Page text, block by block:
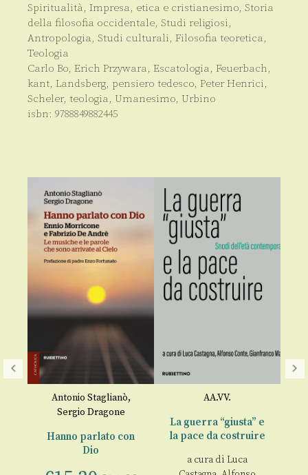
Spiritualità, Impresa, etica e cristianesimo, Storia
della filosofia occidentale, Studi religiosi,
Antropologia, Studi culturali, Filosofia teoretica,
Teologia
Carlo Bo, Erich Przywara, Escatologia, Feuerbach,
kant, Landsberg, pensiero tedesco, Peter Henrici,
Scheler, teologia, Umanesimo, Urbino
isbn: 9788849882445
Antonio Staglianò,
Sergio Dragone
Hanno parlato con
Dio
AA.VV.
La guerra “giusta” e
la pace da costruire
a cura di Luca